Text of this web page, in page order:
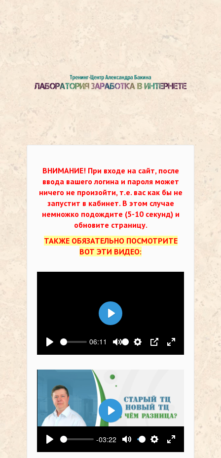
ВНИМАНИЕ! При входе на сайт, после
ввода вашего логина и пароля может
ничего не произойти, т.е. вас как бы не
запустит в кабинет. В этом случае
немножко подождите (5-10 секунд) и
обновите страницу.
ТАКЖЕ ОБЯЗАТЕЛЬНО ПОСМОТРИТЕ
ВОТ ЭТИ ВИДЕО:
Воспроизвести
06:11
Выключить звук
Настройки
PIP На весь
Воспроизвести
Воспроизвести
-03:22
Выключить звук
Настройки
На весь
Воспроизвести